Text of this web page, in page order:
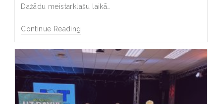
Dažādu meistarklašu laikā…
Continue Reading